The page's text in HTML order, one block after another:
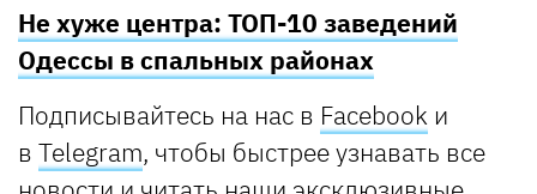
Не хуже центра: ТОП-10 заведений
Одессы в спальных районах
Подписывайтесь на нас в Facebook и
в Telegram, чтобы быстрее узнавать все